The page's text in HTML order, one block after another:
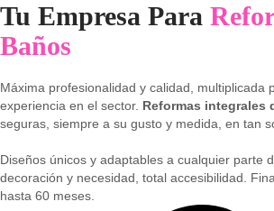
Tu Empresa Para
Baños
Máxima profesionalidad y calidad, multiplicada
experiencia en el sector. Reformas integrales
seguras, siempre a su gusto y medida, en tan
Diseños únicos y adaptables a cualquier parte
decoración y necesidad, total accesibilidad.
hasta 60 meses.